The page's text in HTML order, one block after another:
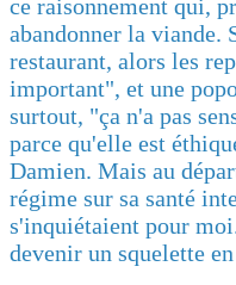
ce raisonnement qui,
abandonner la viande.
restaurant, alors les
important", et une
surtout, "ça n'a pas
parce qu'elle est
Damien. Mais au
régime sur sa santé
s'inquiétaient pour
devenir un squelette